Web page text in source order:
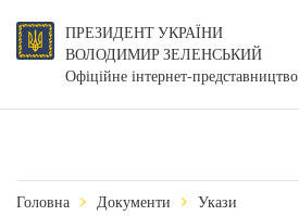
ПРЕЗИДЕНТ УКРАЇНИ
ВОЛОДИМИР ЗЕЛЕНСЬКИЙ
Офіційне інтернет-представництво
Головна Документи Укази